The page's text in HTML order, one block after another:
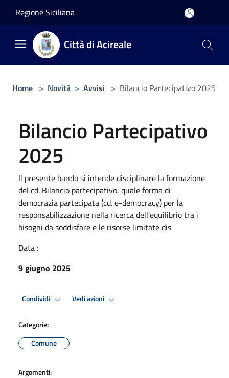
Regione Siciliana
Città di Acireale
Home > Novità > Avvisi > Bilancio Partecipativo 2025
Bilancio Partecipativo
2025
Il presente bando si intende disciplinare la formazione
del cd. Bilancio partecipativo, quale forma di
democrazia partecipata (cd. e-democracy) per la
responsabilizzazione nella ricerca dell'equilibrio tra i
bisogni da soddisfare e le risorse limitate dis
Data :
9 giugno 2025
Condividi Vedi azioni
Categorie:
Comune
Argomenti: